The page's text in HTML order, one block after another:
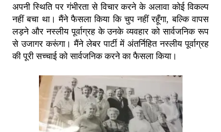
अपनी स्थिति पर गंभीरता से विचार करने के अलावा कोई विकल्प
नहीं बचा था। मैंने फैसला किया कि चुप नहीं रहूँगा, बल्कि वापस
लड़ने और नस्लीय पूर्वाग्रह के उनके व्यवहार को सार्वजनिक रूप
से उजागर करूंगा। मैंने लेबर पार्टी में अंतर्निहित नस्लीय पूर्वाग्रह
की पूरी सच्चाई को सार्वजनिक करने का फैसला किया।